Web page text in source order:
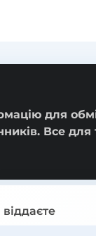
для
Все